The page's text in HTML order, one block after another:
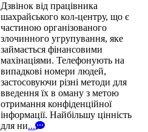
Дзвінок від працівника
шахрайського кол-центру, що є
частиною організованого
злочинного угрупування, яке
займається фінансовими
махінаціями. Телефонують на
випадкові номери людей,
застосовуючи різні методи для
введення їх в оману з метою
отримання конфіденційної
інформації. Найбільшу цінність
для ни...